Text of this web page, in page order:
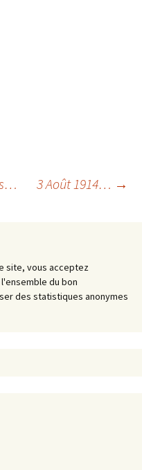
3 Août 1914… →
site, vous acceptez
du bon
des statistiques anonymes